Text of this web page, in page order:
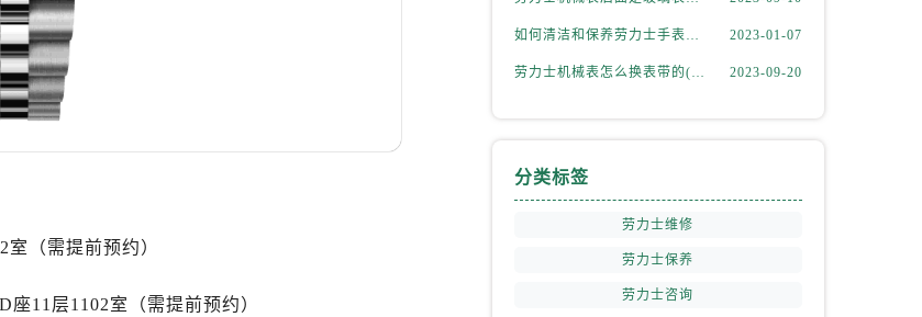
需提前预约）
楼03室（需提前预约）
A座7楼709室（需提前预约）
提前预约）
心14楼14D（需提前预约）
座13层07室（需提前预约）
（需提前预约）
11层1102室（需提前预约）
如何清洁和保养劳力士手表的机芯 2023-01-07
劳力士机械表怎么换表带的(简单易学的步骤) 2023-09-20
分类标签
劳力士维修
劳力士保养
劳力士咨询